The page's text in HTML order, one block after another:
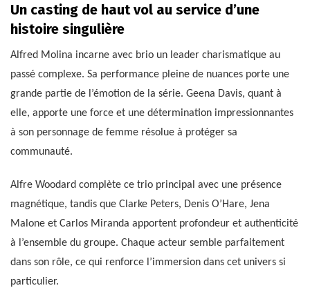
Un casting de haut vol au service d’une
histoire singulière
Alfred Molina incarne avec brio un leader charismatique au
passé complexe. Sa performance pleine de nuances porte une
grande partie de l’émotion de la série. Geena Davis, quant à
elle, apporte une force et une détermination impressionnantes
à son personnage de femme résolue à protéger sa
communauté.
Alfre Woodard complète ce trio principal avec une présence
magnétique, tandis que Clarke Peters, Denis O’Hare, Jena
Malone et Carlos Miranda apportent profondeur et authenticité
à l’ensemble du groupe. Chaque acteur semble parfaitement
dans son rôle, ce qui renforce l’immersion dans cet univers si
particulier.